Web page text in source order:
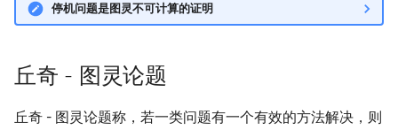
停机问题是图灵不可计算的证明
丘奇 - 图灵论题
丘奇 - 图灵论题称，若一类问题有一个有效的方法解决，则